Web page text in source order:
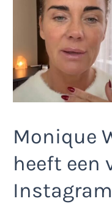
Monique
heeft een